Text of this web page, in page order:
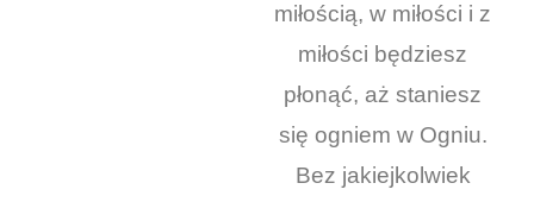
miłością, w miłości i z
miłości będziesz
płonąć, aż staniesz
się ogniem w Ogniu.
Bez jakiejkolwiek